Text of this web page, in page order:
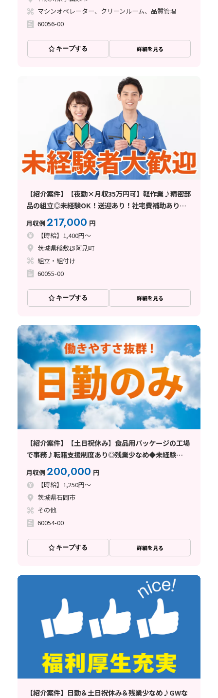
マシンオペレーター、クリーンルーム、品質管理
60056-00
キープする 詳細を見る
【紹介案件】【夜勤×月収35万円可】軽作業♪精密部
品の組立◎未経験OK！送迎あり！社宅費補助あり♪
土日祝休み
月収例217,000 円
【時給】1,400円～
茨城県稲敷郡阿見町
組立・組付け
60055-00
キープする 詳細を見る
【紹介案件】【土日祝休み】食品用パッケージの工場
で事務♪転籍支援制度あり◎残業少なめ◆未経験
月収例200,000 円
【時給】1,250円～
茨城県石岡市
その他
60054-00
キープする 詳細を見る
【紹介案件】日勤＆土日祝休み＆残業少なめ♪GWな